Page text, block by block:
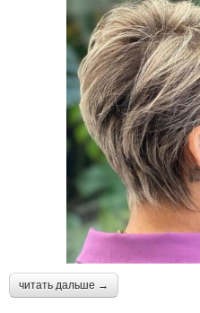
читать дальше →